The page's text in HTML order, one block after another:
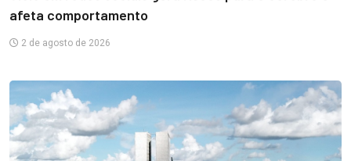
afeta comportamento
2 de agosto de 2026